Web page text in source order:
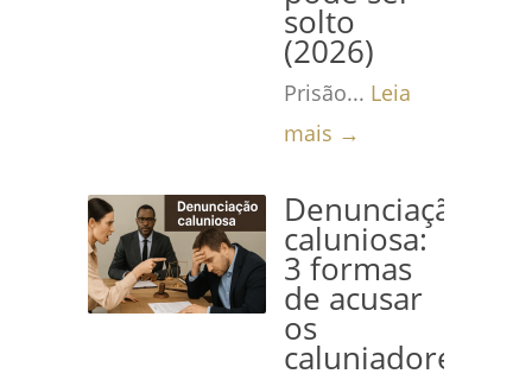
solto
(2026)
Prisão... Leia
mais →
Denunciação
caluniosa:
3 formas
de acusar
os
caluniadores